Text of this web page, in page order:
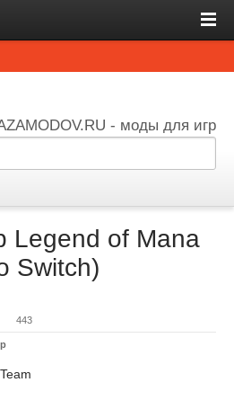
- моды для игр
Legend of Mana
Switch)
443